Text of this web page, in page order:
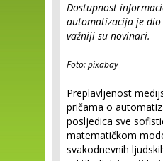
Dostupnost
automatizacija je
važniji su novinari.
Foto: pixabay
Preplavljenost
pričama o
posljedica sve
matematičkom
svakodnevnih